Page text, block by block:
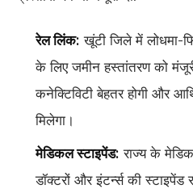
रेल लिंक: खूंटी जिले में लोधमा-
के लिए जमीन हस्तांतरण को
कनेक्टिविटी बेहतर होगी और
मिलेगा।
मेडिकल स्टाइपेंड: राज्य के
डॉक्टरों और इंटर्न्स की स्टाइपेंड